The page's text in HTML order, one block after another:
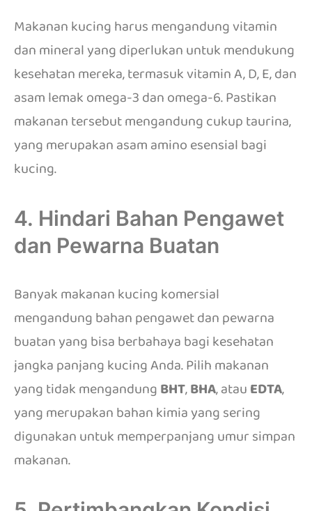
Makanan kucing harus mengandung vitamin
dan mineral yang diperlukan untuk mendukung
kesehatan mereka, termasuk vitamin A, D, E, dan
asam lemak omega-3 dan omega-6. Pastikan
makanan tersebut mengandung cukup taurina,
yang merupakan asam amino esensial bagi
kucing.
4. Hindari Bahan Pengawet
dan Pewarna Buatan
Banyak makanan kucing komersial
mengandung bahan pengawet dan pewarna
buatan yang bisa berbahaya bagi kesehatan
jangka panjang kucing Anda. Pilih makanan
yang tidak mengandungBHT,BHA, atauEDTA,
yang merupakan bahan kimia yang sering
digunakan untuk memperpanjang umur simpan
makanan.